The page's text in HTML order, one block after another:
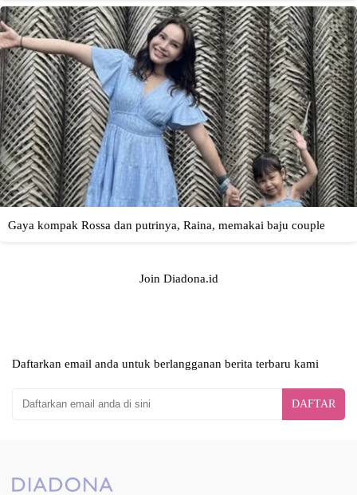
Join Diadona.id
Daftarkan email anda untuk berlangganan berita terbaru kami
DAFTAR